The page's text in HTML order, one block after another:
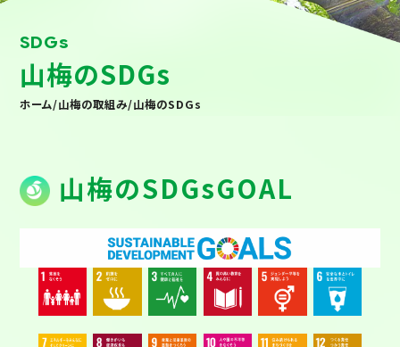
SDGs
山梅のSDGs
ホーム/山梅の取組み/山梅のSDGs
山梅のSDGsGOAL